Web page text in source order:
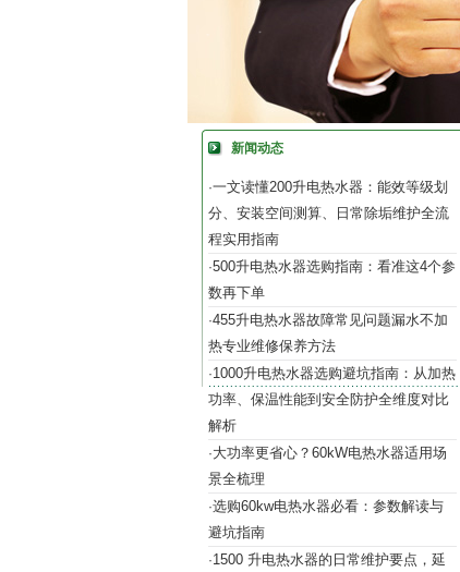
新闻动态
·一文读懂200升电热水器：能效等级划
分、安装空间测算、日常除垢维护全流
程实用指南
·500升电热水器选购指南：看准这4个参
数再下单
·455升电热水器故障常见问题漏水不加
热专业维修保养方法
·1000升电热水器选购避坑指南：从加热
功率、保温性能到安全防护全维度对比
解析
·大功率更省心？60kW电热水器适用场
景全梳理
·选购60kw电热水器必看：参数解读与
避坑指南
·1500 升电热水器的日常维护要点，延